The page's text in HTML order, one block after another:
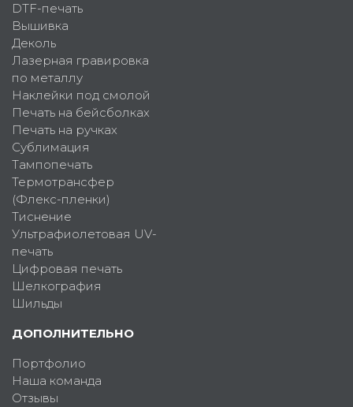
DTF-печать
Вышивка
Деколь
Лазерная гравировка
по металлу
Наклейки под смолой
Печать на бейсболках
Печать на ручках
Сублимация
Тампопечать
Термотрансфер
(Флекс-пленки)
Тиснение
Ультрафиолетовая UV-
печать
Цифровая печать
Шелкография
Шильды
ДОПОЛНИТЕЛЬНО
Портфолио
Наша команда
Отзывы